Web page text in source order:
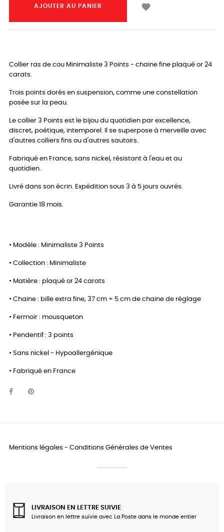
AJOUTER AU PANIER 
Collier ras de cou Minimaliste 3 Points - chaine fine plaqué or 24
carats.
Trois points dorés en suspension, comme une constellation
posée sur la peau.
Le collier 3 Points est le bijou du quotidien par excellence,
discret, poétique, intemporel. Il se superpose à merveille avec
d'autres colliers fins ou d'autres sautoirs.
Fabriqué en France, sans nickel, résistant à l'eau et au
quotidien.
Livré dans son écrin. Expédition sous 3 à 5 jours ouvrés.
Garantie 18 mois.
• Modèle : Minimaliste 3 Points
• Collection : Minimaliste
• Matière : plaqué or 24 carats
• Chaine : bille extra fine, 37 cm + 5 cm de chaine de réglage
• Fermoir : mousqueton
• Pendentif : 3 points
• Sans nickel - Hypoallergénique
• Fabriqué en France
Mentions légales - Conditions Générales de Ventes
LIVRAISON EN LETTRE SUIVIE
Livraison en lettre suivie avec La Poste dans le monde entier